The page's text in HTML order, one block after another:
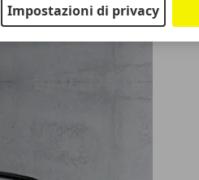
Impostazioni di privacy